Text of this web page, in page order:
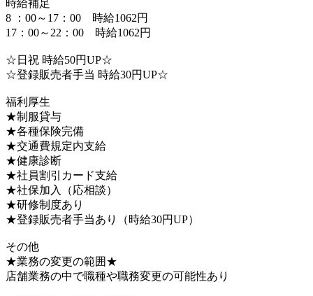
時給補足
8 ：00～17：00 時給1062円
17：00～22：00 時給1062円
☆日祝 時給50円UP☆
☆登録販売者手当 時給30円UP☆
福利厚生
★制服貸与
★各種保険完備
★交通費規定内支給
★健康診断
★社員割引カード支給
★社保加入（応相談）
★研修制度あり
★登録販売者手当あり（時給30円UP）
その他
★業務の変更の範囲★
店舗業務の中で職種や職務変更の可能性あり